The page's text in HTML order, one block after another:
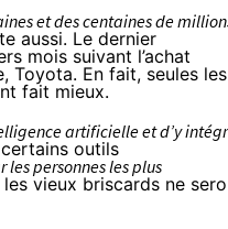
et des centaines de
aussi. Le dernier
mois suivant l’achat
Toyota. En fait, seules les
fait mieux.
artificielle et d’y
outils
les personnes les plus
les vieux briscards ne